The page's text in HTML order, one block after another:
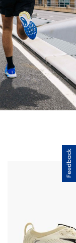
Feedback